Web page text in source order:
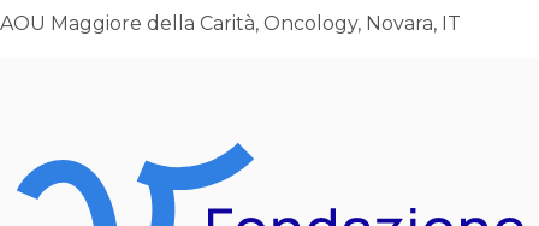
AOU Maggiore della Carità, Oncology, Novara, IT